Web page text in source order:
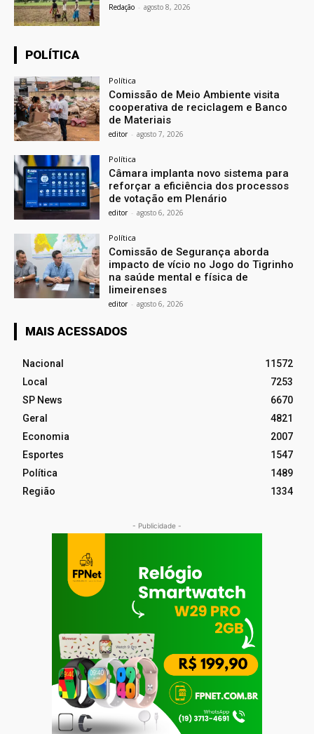
Redação - agosto 8, 2026
POLÍTICA
Política
Comissão de Meio Ambiente visita
cooperativa de reciclagem e Banco
de Materiais
editor - agosto 7, 2026
Política
Câmara implanta novo sistema para
reforçar a eficiência dos processos
de votação em Plenário
editor - agosto 6, 2026
Política
Comissão de Segurança aborda
impacto de vício no Jogo do Tigrinho
na saúde mental e física de
limeirenses
editor - agosto 6, 2026
MAIS ACESSADOS
Nacional
11572
Local
7253
SP News
6670
Geral
4821
Economia
2007
Esportes
1547
Política
1489
Região
1334
- Publicidade -